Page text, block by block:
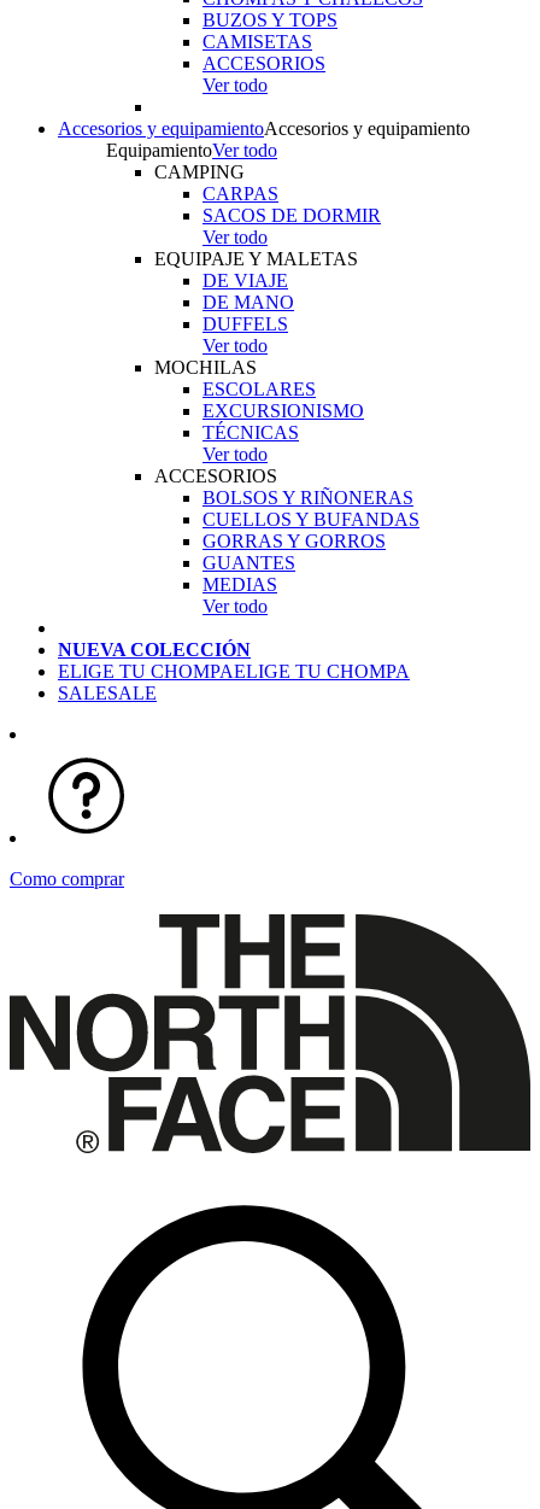
BUZOS Y TOPS
CAMISETAS
ACCESORIOS
Ver todo
Accesorios y equipamientoAccesorios y equipamiento
EquipamientoVer todo
CAMPING
CARPAS
SACOS DE DORMIR
Ver todo
EQUIPAJE Y MALETAS
DE VIAJE
DE MANO
DUFFELS
Ver todo
MOCHILAS
ESCOLARES
EXCURSIONISMO
TÉCNICAS
Ver todo
ACCESORIOS
BOLSOS Y RIÑONERAS
CUELLOS Y BUFANDAS
GORRAS Y GORROS
GUANTES
MEDIAS
Ver todo
NUEVA COLECCIÓN
ELIGE TU CHOMPAELIGE TU CHOMPA
SALESALE
Como comprar